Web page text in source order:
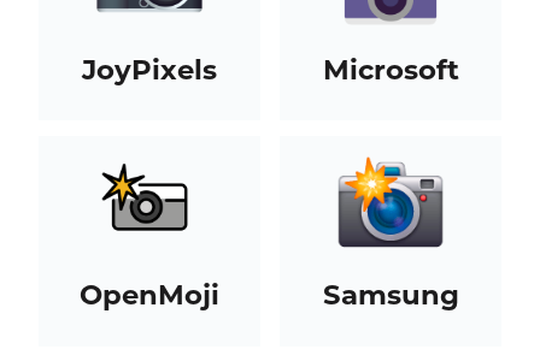
JoyPixels Microsoft
OpenMoji Samsung